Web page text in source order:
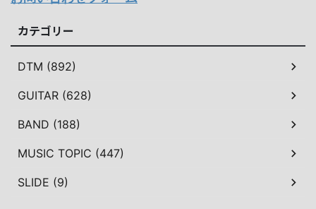
カテゴリー
DTM (892)
GUITAR (628)
BAND (188)
MUSIC TOPIC (447)
SLIDE (9)